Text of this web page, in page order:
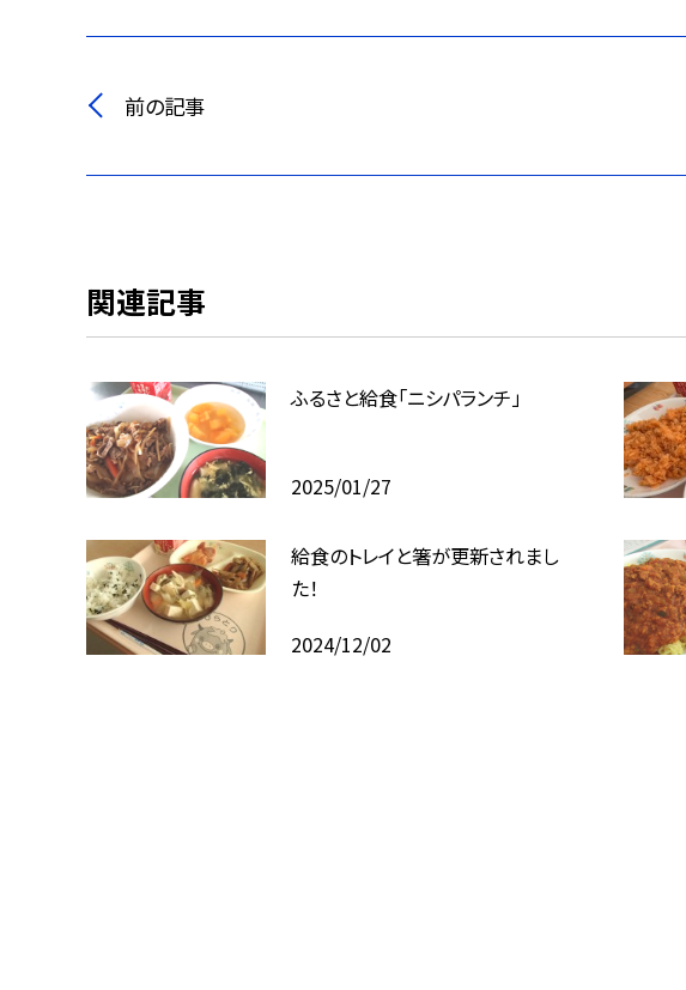
前の記事
関連記事
ふるさと給食「ニシパランチ」
2025/01/27
給食のトレイと箸が更新されまし
た！
2024/12/02